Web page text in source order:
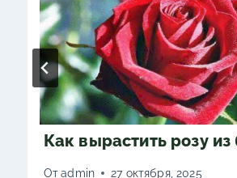
Как вырастить розу из
От admin 27 октября, 2025